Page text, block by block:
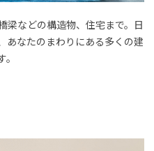
梁などの構造物、住宅まで。日
あなたのまわりにある多くの建